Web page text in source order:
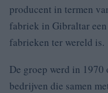
producent in termen
fabriek in Gibraltar
fabrieken ter wereld is.
De groep werd in 1970
bedrijven die samen